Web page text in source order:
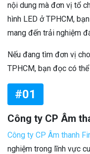
nội dung mà đơn vị tổ
hình LED ở TPHCM,
mang đến trải nghiệm
Nếu đang tìm đơn vị
TPHCM, bạn đọc có
#01
Công ty CP Âm
Công ty CP Âm thanh
nghiệm trong lĩnh vực